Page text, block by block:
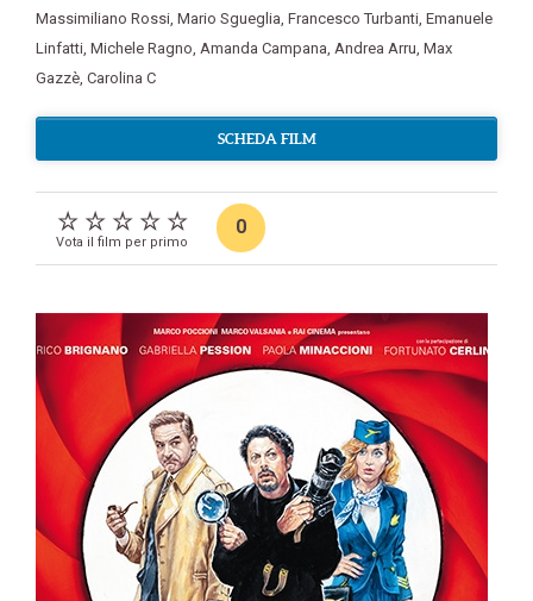
Massimiliano Rossi, Mario Sgueglia, Francesco Turbanti, Emanuele
Linfatti, Michele Ragno, Amanda Campana, Andrea Arru, Max
Gazzè, Carolina C
SCHEDA FILM
Vota il film per primo
0